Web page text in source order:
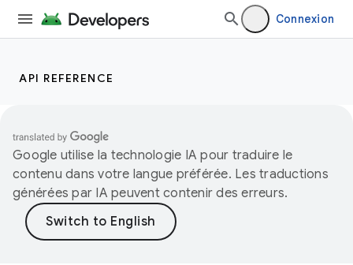
Connexion
API REFERENCE
Google utilise la technologie IA pour traduire le
contenu dans votre langue préférée. Les traductions
générées par IA peuvent contenir des erreurs.